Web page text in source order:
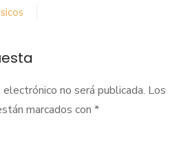
no será publicada. Los
marcados con *